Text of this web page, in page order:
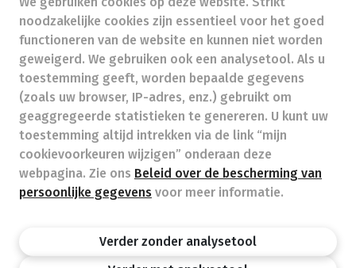
ap.notebaert@skynet.be - Ondernemingsnummer
(BTW nr.) (BE)0461051985
Beroepstitel: Apotheker werkzaam in België
Beroepsvereniging: Algemene Pharmaceutische
Bond autorisatienummer FAGG 312201
Valt onder toezicht van de Orde der Apothekers,
02/537.42.67, Henri Jasparlaan 94 1060 Brussel
Deontologie:
Code van de farmaceutische plichtenleer
Tarieven terugbetaalde zorg
Privacy policy
Wettelijke vermeldingen
Disclaimer
©APB
noodzakelijke cookies zijn essentieel voor het goed
functioneren van de website en kunnen niet worden
geweigerd. We gebruiken ook een analysetool. Als u
toestemming geeft, worden bepaalde gegevens
(zoals uw browser, IP-adres, enz.) gebruikt om
geaggregeerde statistieken te genereren. U kunt uw
toestemming altijd intrekken via de link “mijn
cookievoorkeuren wijzigen” onderaan deze
webpagina. Zie ons Beleid over de bescherming van
persoonlijke gegevens voor meer informatie.
Verder zonder analysetool